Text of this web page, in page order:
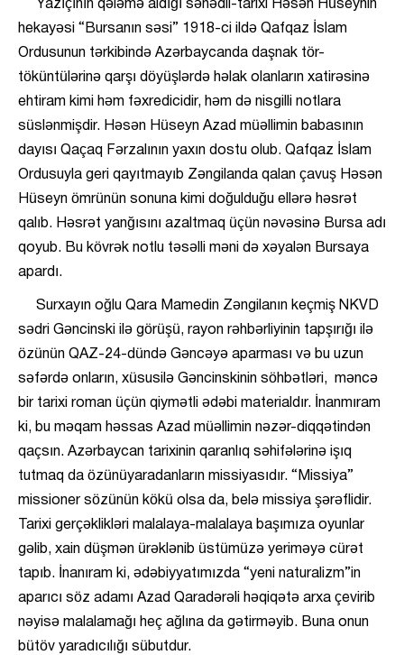
Yazıçının qələmə aldığı sənədli-tarixi Həsən Hüseynin
hekayəsi “Bursanın səsi” 1918-ci ildə Qafqaz İslam
Ordusunun tərkibində Azərbaycanda daşnak tör-
töküntülərinə qarşı döyüşlərdə həlak olanların xatirəsinə
ehtiram kimi həm fəxredicidir, həm də nisgilli notlara
süslənmişdir. Həsən Hüseyn Azad müəllimin babasının
dayısı Qaçaq Fərzalının yaxın dostu olub. Qafqaz İslam
Ordusuyla geri qayıtmayıb Zəngilanda qalan çavuş Həsən
Hüseyn ömrünün sonuna kimi doğulduğu ellərə həsrət
qalıb. Həsrət yanğısını azaltmaq üçün nəvəsinə Bursa adı
qoyub. Bu kövrək notlu təsəlli məni də xəyalən Bursaya
apardı.
Surxayın oğlu Qara Mamedin Zəngilanın keçmiş NKVD
sədri Gəncinski ilə görüşü, rayon rəhbərliyinin tapşırığı ilə
özünün QAZ-24-dündə Gəncəyə aparması və bu uzun
səfərdə onların, xüsusilə Gəncinskinin söhbətləri, məncə
bir tarixi roman üçün qiymətli ədəbi materialdır. İnanmıram
ki, bu məqam həssas Azad müəllimin nəzər-diqqətindən
qaçsın. Azərbaycan tarixinin qaranlıq səhifələrinə işıq
tutmaq da özünüyaradanların missiyasıdır. “Missiya”
missioner sözünün kökü olsa da, belə missiya şərəflidir.
Tarixi gerçəklikləri malalaya-malalaya başımıza oyunlar
gəlib, xain düşmən ürəklənib üstümüzə yeriməyə cürət
tapıb. İnanıram ki, ədəbiyyatımızda “yeni naturalizm”in
aparıcı söz adamı Azad Qaradərəli həqiqətə arxa çevirib
nəyisə malalamağı heç ağlına da gətirməyib. Buna onun
bütöv yaradıcılığı sübutdur.